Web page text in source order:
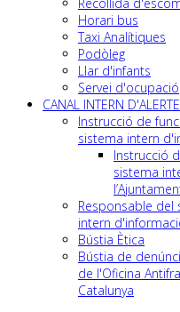
Horari bus
Taxi Analítiques
Podòleg
Llar d'infants
Servei d'ocupació
CANAL INTERN
Instrucció de
sistema intern
Instrucció
sistema
Responsable del
intern
Bústia Ètica
Bústia de
de l'Oficina
Catalunya